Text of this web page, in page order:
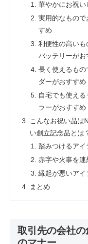
華やかにお祝
実用的なもの
すめ
利便性の高い
バッテリーがお
長く使えるも
ダーがおすすめ
自宅でも使え
ラーがおすすめ
こんなお祝い品は
い創立記念品とは
踏みつけるアイ
赤字や火事を
縁起が悪いアイ
まとめ
取引先の会社